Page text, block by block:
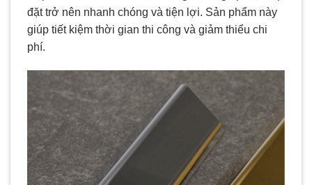
đặt trở nên nhanh chóng và tiện lợi. Sản phẩm này
giúp tiết kiệm thời gian thi công và giảm thiểu chi
phí.